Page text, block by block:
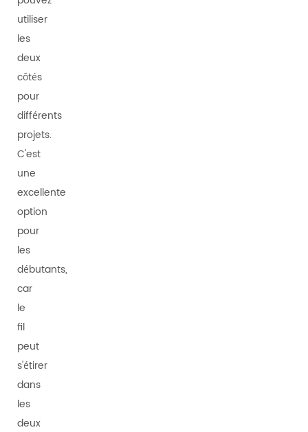
utiliser
les
deux
côtés
pour
différents
projets.
C'est
une
excellente
option
pour
les
débutants,
car
le
fil
peut
s'étirer
dans
les
deux